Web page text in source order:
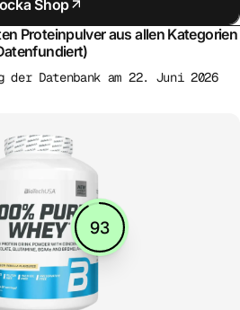
Shop
Proteinpulver aus allen Kategorien
Datenbank am 22. Juni 2026
93